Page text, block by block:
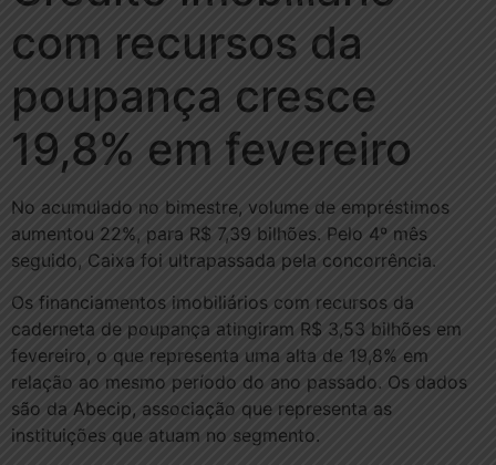
com recursos da
poupança cresce
19,8% em fevereiro
No acumulado no bimestre, volume de empréstimos
aumentou 22%, para R$ 7,39 bilhões. Pelo 4º mês
seguido, Caixa foi ultrapassada pela concorrência.
Os financiamentos imobiliários com recursos da
caderneta de poupança atingiram R$ 3,53 bilhões em
fevereiro, o que representa uma alta de 19,8% em
relação ao mesmo período do ano passado. Os dados
são da Abecip, associação que representa as
instituições que atuam no segmento.